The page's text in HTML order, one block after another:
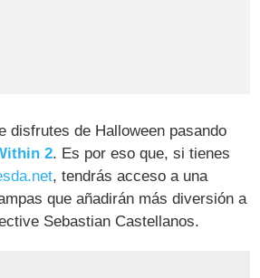
disfrutes de Halloween pasando
2. Es por eso que, si tienes
, tendrás acceso a una
que añadirán más diversión a
Sebastian Castellanos.